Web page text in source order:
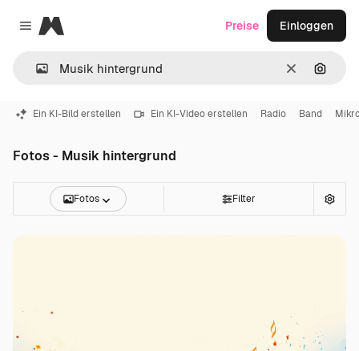
Close menu
Magnific
LöschenNach
Preise Einloggen
Ein KI-Bild erstellen Ein KI-Video erstellen Radio Band
Fotos - Musik hintergrund
Fotos Filter